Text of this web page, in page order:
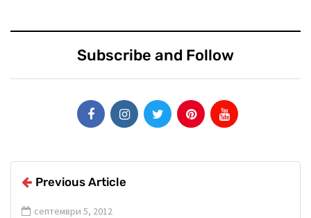
Subscribe and Follow
Previous Article
септември 5, 2012